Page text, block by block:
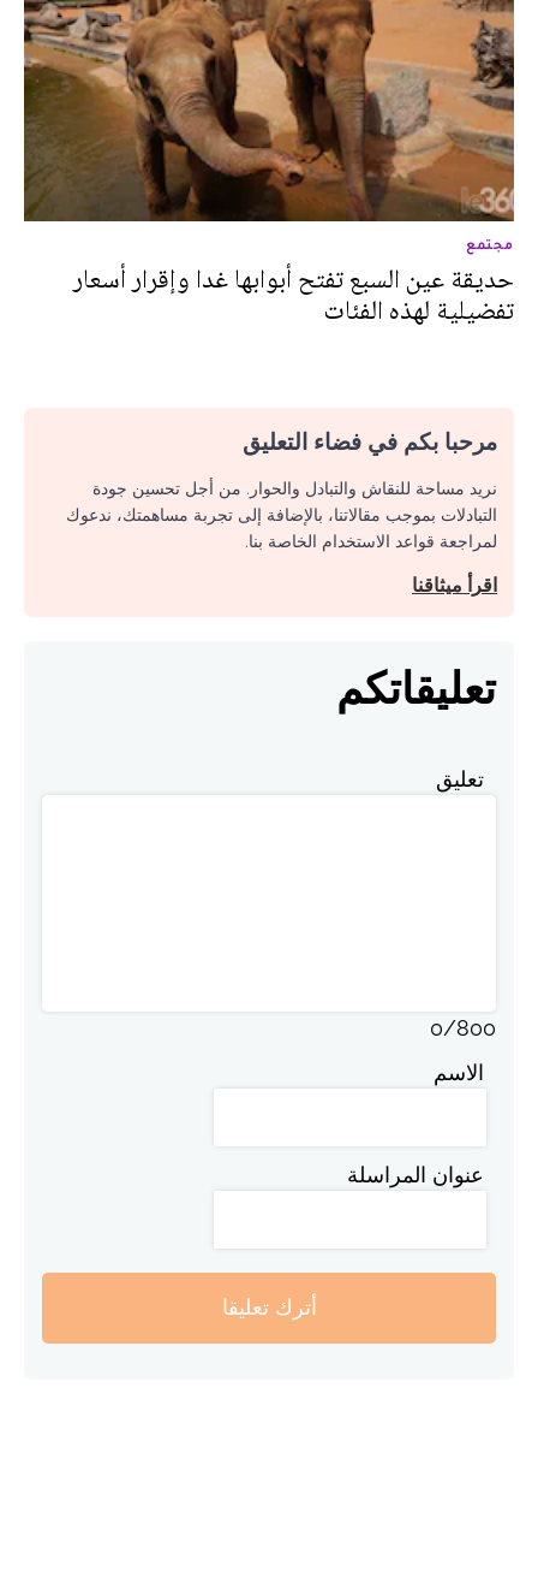
مجتمع
حديقة عين السبع تفتح أبوابها غدا وإقرار أسعار
تفضيلية لهذه الفئات
مرحبا بكم في فضاء التعليق
نريد مساحة للنقاش والتبادل والحوار. من أجل تحسين جودة
التبادلات بموجب مقالاتنا، بالإضافة إلى تجربة مساهمتك، ندعوك
لمراجعة قواعد الاستخدام الخاصة بنا.
اقرأ ميثاقنا
تعليقاتكم
تعليق
0/800
الاسم
عنوان المراسلة
أترك تعليقا